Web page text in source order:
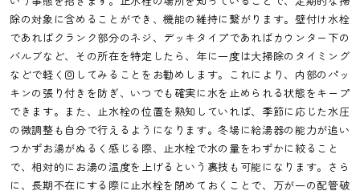
除の対象に含めることができ、機能の維持に繋がります。壁付け水栓
であればクランク部分のネジ、デッキタイプであればカウンター下の
バルブなど、その所在を特定したら、年に一度は大掃除のタイミング
などで軽く回してみることをお勧めします。これにより、内部のパッ
キンの張り付きを防ぎ、いつでも確実に水を止められる状態をキープ
できます。また、止水栓の位置を熟知していれば、季節に応じた水圧
の微調整も自分で行えるようになります。冬場に給湯器の能力が追い
つかずお湯がぬるく感じる際、止水栓で水の量をわずかに絞ること
で、相対的にお湯の温度を上げるという裏技も可能になります。さら
に、長期不在にする際に止水栓を閉めておくことで、万が一の配管破